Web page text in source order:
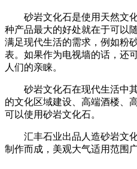
砂岩文化石是使用天然文
种产品最大的好处就在于可以
满足现代生活的需求，例如粉
表。如果作为电视墙的话，还
人们的亲睐。
砂岩文化石在现代生活中
的文化区域建设、高端酒楼、
可以使用砂岩文化石。
汇丰石业出品人造砂岩文
制作而成，美观大气适用范围广